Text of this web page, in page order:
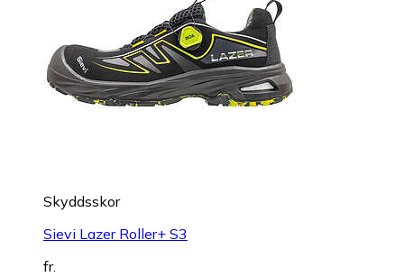
Skyddsskor
Sievi Lazer Roller+ S3
fr.